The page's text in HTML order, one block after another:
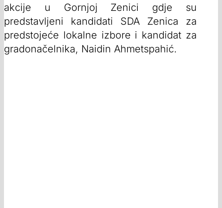
akcije u Gornjoj Zenici gdje su
predstavljeni kandidati SDA Zenica za
predstojeće lokalne izbore i kandidat za
gradonačelnika, Naidin Ahmetspahić.